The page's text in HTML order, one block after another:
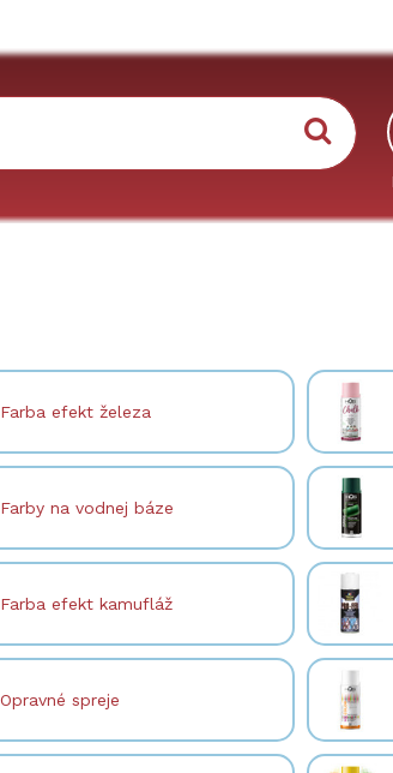
Farba efekt železa
Farby na vodnej báze
Farba efekt kamufláž
Opravné spreje